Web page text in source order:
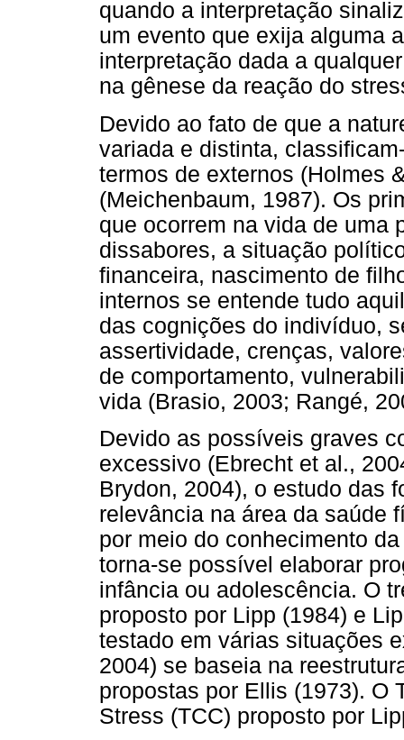
quando a interpretação
um evento que exija alguma
interpretação dada a
na gênese da reação do
Devido ao fato de que a
variada e distinta,
termos de externos (Holmes
(Meichenbaum, 1987). Os
que ocorrem na vida de uma
dissabores, a situação
financeira, nascimento de
internos se entende tudo
das cognições do indivíduo,
assertividade, crenças,
de comportamento,
vida (Brasio, 2003; Rangé,
Devido as possíveis graves
excessivo (Ebrecht et al.,
Brydon, 2004), o estudo das
relevância na área da saúde
por meio do conhecimento
torna-se possível elaborar
infância ou adolescência. O
proposto por Lipp (1984) e
testado em várias situações
2004) se baseia na
propostas por Ellis (1973). O
Stress (TCC) proposto por